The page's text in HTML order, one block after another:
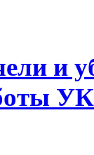
и